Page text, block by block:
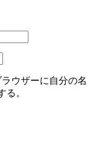
ウザーに自分の名
る。